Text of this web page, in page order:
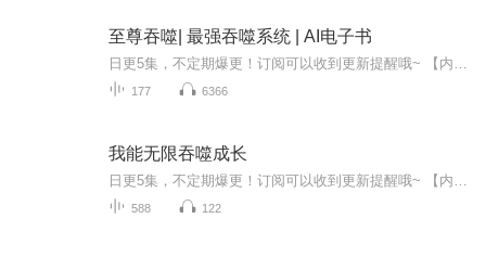
至尊吞噬| 最强吞噬系统 | AI电子书
177 6366
我能无限吞噬成长
588 122